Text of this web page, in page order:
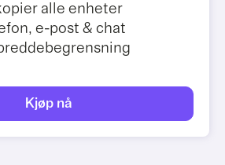
alle enheter
e-post & chat
Kjøp nå